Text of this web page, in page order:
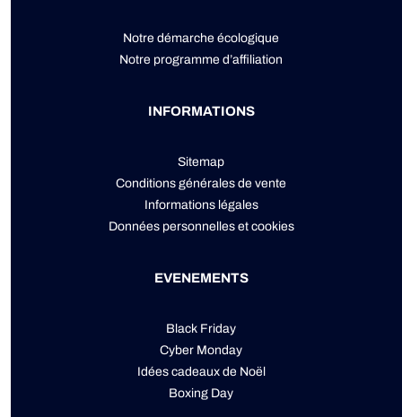
Notre démarche écologique
Notre programme d’affiliation
INFORMATIONS
Sitemap
Conditions générales de vente
Informations légales
Données personnelleset cookies
EVENEMENTS
Black Friday
Cyber Monday
Idées cadeaux de Noël
Boxing Day